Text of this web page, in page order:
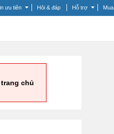
ưu tiên Hỏi & đáp Hỗ trợ
chủ